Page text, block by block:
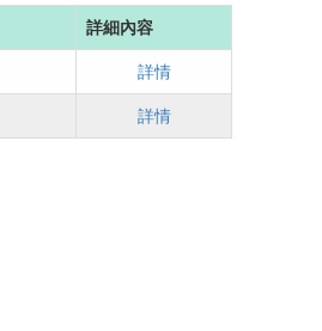
詳細內容
詳情
詳情